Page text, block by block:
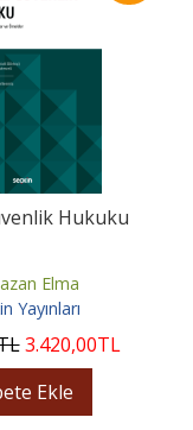
Hukuku
Elma
Yayınları
3.420,00TL
Ekle